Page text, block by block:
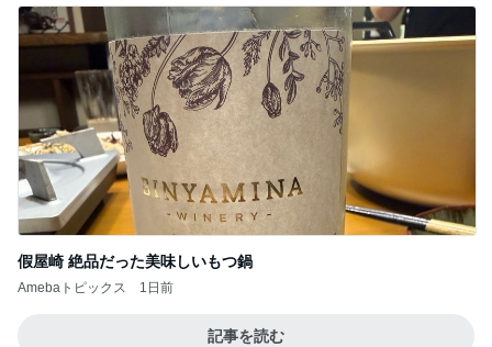
假屋崎 絶品だった美味しいもつ鍋
Amebaトピックス 1日前
記事を読む